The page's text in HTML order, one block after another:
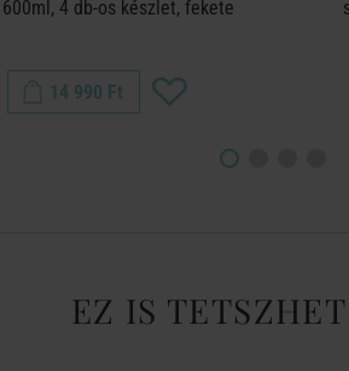
4 db-os készlet, fekete
14 990 Ft
EZ IS